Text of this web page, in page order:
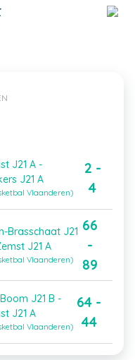
J21 A -
J21 A
Vlaanderen)
2 -
4
Brasschaat J21
J21 A
Vlaanderen)
66
-
89
J21 B -
J21 A
Vlaanderen)
64 -
44